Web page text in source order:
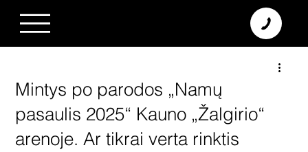
Mintys po parodos „Namų
pasaulis 2025“ Kauno „Žalgirio“
arenoje. Ar tikrai verta rinktis